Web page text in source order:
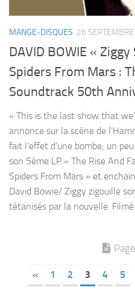
MANGE-DISQUES 26
DAVID BOWIE «
Spiders From Mars :
Soundtrack 50th
« This is the last show that
annonce sur la scéne de
fait l’effet d’une bombe; un
son 5ème LP « The Rise And
Spiders From Mars » et
David Bowie/ Ziggy zigouille
tétanisés par la nouvelle.
« 1 2 3 4 5